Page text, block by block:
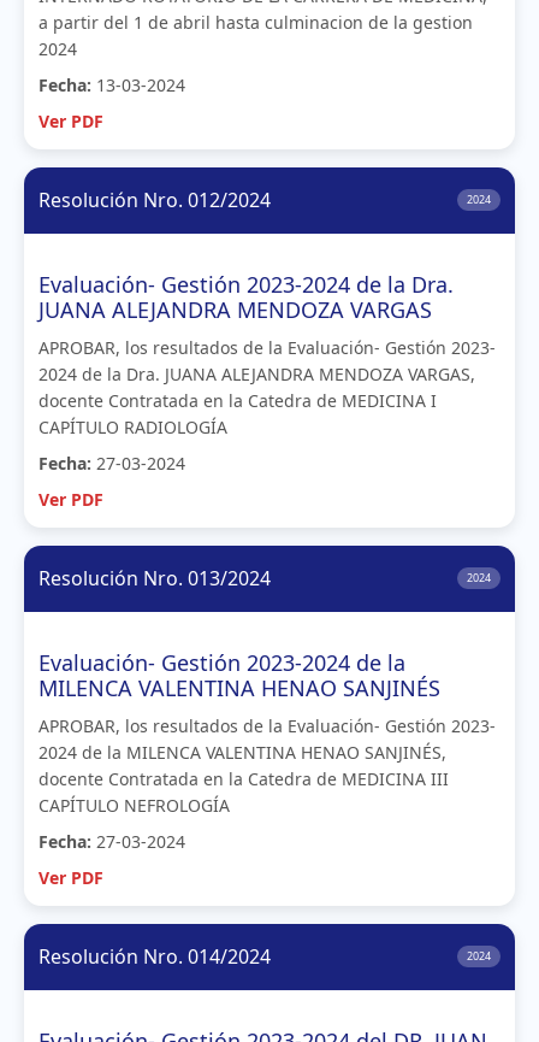
a partir del 1 de abril hasta culminacion de la gestion
2024
Fecha: 13-03-2024
Ver PDF
Resolución Nro. 012/2024 2024
Evaluación- Gestión 2023-2024 de la Dra.
JUANA ALEJANDRA MENDOZA VARGAS
APROBAR, los resultados de la Evaluación- Gestión 2023-
2024 de la Dra. JUANA ALEJANDRA MENDOZA VARGAS,
docente Contratada en la Catedra de MEDICINA I
CAPÍTULO RADIOLOGÍA
Fecha: 27-03-2024
Ver PDF
Resolución Nro. 013/2024 2024
Evaluación- Gestión 2023-2024 de la
MILENCA VALENTINA HENAO SANJINÉS
APROBAR, los resultados de la Evaluación- Gestión 2023-
2024 de la MILENCA VALENTINA HENAO SANJINÉS,
docente Contratada en la Catedra de MEDICINA III
CAPÍTULO NEFROLOGÍA
Fecha: 27-03-2024
Ver PDF
Resolución Nro. 014/2024 2024